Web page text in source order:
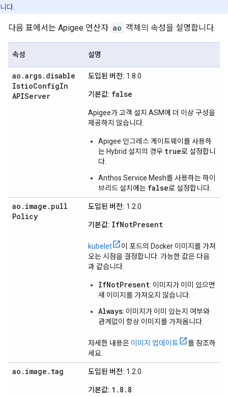
니다.
다음 표에서는 Apigee 연산자 ao 객체의 속성을 설명합니다.
속성 설명
ao .args. disable
IstioConfigIn
APIServer
도입된 버전: 1.8.0
기본값: false
Apigee가 고객 설치 ASM에 더 이상 구성을
제공하지 않습니다.
Apigee 인그레스 게이트웨이를 사용하
는 Hybrid 설치의 경우 true로 설정합니
다.
Anthos Service Mesh를 사용하는 하이
브리드 설치에는 false로 설정합니다.
ao . image . pull
Policy
도입된 버전: 1.2.0
기본값: IfNotPresent
kubelet
이 포드의 Docker 이미지를 가져
오는 시점을 결정합니다. 가능한 값은 다음
과 같습니다.
IfNotPresent: 이미지가 이미 있으면
새 이미지를 가져오지 않습니다.
Always: 이미지가 이미 있는지 여부와
관계없이 항상 이미지를 가져옵니다.
자세한 내용은 이미지 업데이트
를 참조하
세요.
ao . image . tag 도입된 버전: 1.2.0
기본값: 1.8.8